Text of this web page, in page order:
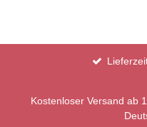
Kostenloser Versand ab